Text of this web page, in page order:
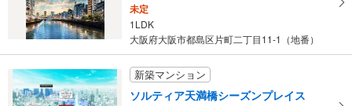
未定
1LDK
大阪府大阪市都島区片町二丁目11-1（地番）
新築マンション
ソルティア天満橋シーズンプレイス